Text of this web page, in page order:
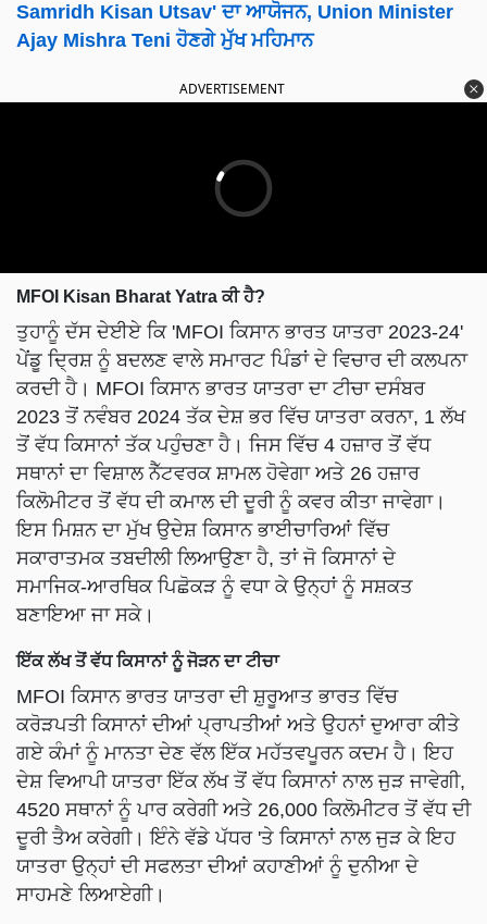
Samridh Kisan Utsav' ਦਾ ਆਯੋਜਨ, Union Minister
Ajay Mishra Teni ਹੋਣਗੇ ਮੁੱਖ ਮਹਿਮਾਨ
ADVERTISEMENT
MFOI Kisan Bharat Yatra ਕੀ ਹੈ?
ਤੁਹਾਨੂੰ ਦੱਸ ਦੇਈਏ ਕਿ 'MFOI ਕਿਸਾਨ ਭਾਰਤ ਯਾਤਰਾ 2023-24'
ਪੇਂਡੂ ਦ੍ਰਿਸ਼ ਨੂੰ ਬਦਲਣ ਵਾਲੇ ਸਮਾਰਟ ਪਿੰਡਾਂ ਦੇ ਵਿਚਾਰ ਦੀ ਕਲਪਨਾ
ਕਰਦੀ ਹੈ। MFOI ਕਿਸਾਨ ਭਾਰਤ ਯਾਤਰਾ ਦਾ ਟੀਚਾ ਦਸੰਬਰ
2023 ਤੋਂ ਨਵੰਬਰ 2024 ਤੱਕ ਦੇਸ਼ ਭਰ ਵਿੱਚ ਯਾਤਰਾ ਕਰਨਾ, 1 ਲੱਖ
ਤੋਂ ਵੱਧ ਕਿਸਾਨਾਂ ਤੱਕ ਪਹੁੰਚਣਾ ਹੈ। ਜਿਸ ਵਿੱਚ 4 ਹਜ਼ਾਰ ਤੋਂ ਵੱਧ
ਸਥਾਨਾਂ ਦਾ ਵਿਸ਼ਾਲ ਨੈੱਟਵਰਕ ਸ਼ਾਮਲ ਹੋਵੇਗਾ ਅਤੇ 26 ਹਜ਼ਾਰ
ਕਿਲੋਮੀਟਰ ਤੋਂ ਵੱਧ ਦੀ ਕਮਾਲ ਦੀ ਦੂਰੀ ਨੂੰ ਕਵਰ ਕੀਤਾ ਜਾਵੇਗਾ।
ਇਸ ਮਿਸ਼ਨ ਦਾ ਮੁੱਖ ਉਦੇਸ਼ ਕਿਸਾਨ ਭਾਈਚਾਰਿਆਂ ਵਿੱਚ
ਸਕਾਰਾਤਮਕ ਤਬਦੀਲੀ ਲਿਆਉਣਾ ਹੈ, ਤਾਂ ਜੋ ਕਿਸਾਨਾਂ ਦੇ
ਸਮਾਜਿਕ-ਆਰਥਿਕ ਪਿਛੋਕੜ ਨੂੰ ਵਧਾ ਕੇ ਉਨ੍ਹਾਂ ਨੂੰ ਸਸ਼ਕਤ
ਬਣਾਇਆ ਜਾ ਸਕੇ।
ਇੱਕ ਲੱਖ ਤੋਂ ਵੱਧ ਕਿਸਾਨਾਂ ਨੂੰ ਜੋੜਨ ਦਾ ਟੀਚਾ
MFOI ਕਿਸਾਨ ਭਾਰਤ ਯਾਤਰਾ ਦੀ ਸ਼ੁਰੂਆਤ ਭਾਰਤ ਵਿੱਚ
ਕਰੋੜਪਤੀ ਕਿਸਾਨਾਂ ਦੀਆਂ ਪ੍ਰਾਪਤੀਆਂ ਅਤੇ ਉਹਨਾਂ ਦੁਆਰਾ ਕੀਤੇ
ਗਏ ਕੰਮਾਂ ਨੂੰ ਮਾਨਤਾ ਦੇਣ ਵੱਲ ਇੱਕ ਮਹੱਤਵਪੂਰਨ ਕਦਮ ਹੈ। ਇਹ
ਦੇਸ਼ ਵਿਆਪੀ ਯਾਤਰਾ ਇੱਕ ਲੱਖ ਤੋਂ ਵੱਧ ਕਿਸਾਨਾਂ ਨਾਲ ਜੁੜ ਜਾਵੇਗੀ,
4520 ਸਥਾਨਾਂ ਨੂੰ ਪਾਰ ਕਰੇਗੀ ਅਤੇ 26,000 ਕਿਲੋਮੀਟਰ ਤੋਂ ਵੱਧ ਦੀ
ਦੂਰੀ ਤੈਅ ਕਰੇਗੀ। ਇੰਨੇ ਵੱਡੇ ਪੱਧਰ 'ਤੇ ਕਿਸਾਨਾਂ ਨਾਲ ਜੁੜ ਕੇ ਇਹ
ਯਾਤਰਾ ਉਨ੍ਹਾਂ ਦੀ ਸਫਲਤਾ ਦੀਆਂ ਕਹਾਣੀਆਂ ਨੂੰ ਦੁਨੀਆ ਦੇ
ਸਾਹਮਣੇ ਲਿਆਏਗੀ।